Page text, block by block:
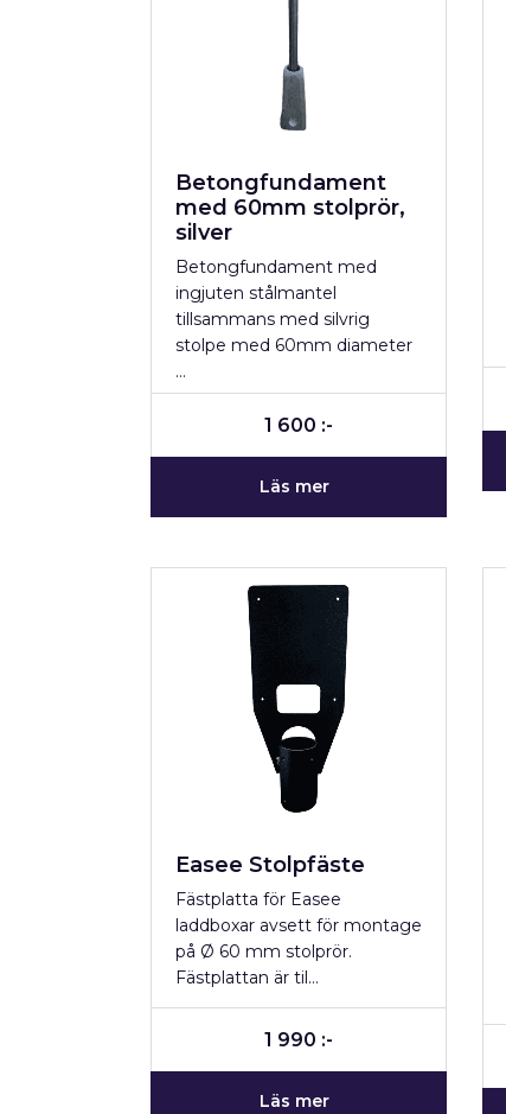
Betongfundament
med 60mm stolprör,
silver
Betongfundament med
ingjuten stålmantel
tillsammans med silvrig
stolpe med 60mm diameter
…
1 600 :-
Läs mer
Easee Stolpfäste
Fästplatta för Easee
laddboxar avsett för montage
på Ø 60 mm stolprör.
Fästplattan är til…
1 990 :-
Läs mer